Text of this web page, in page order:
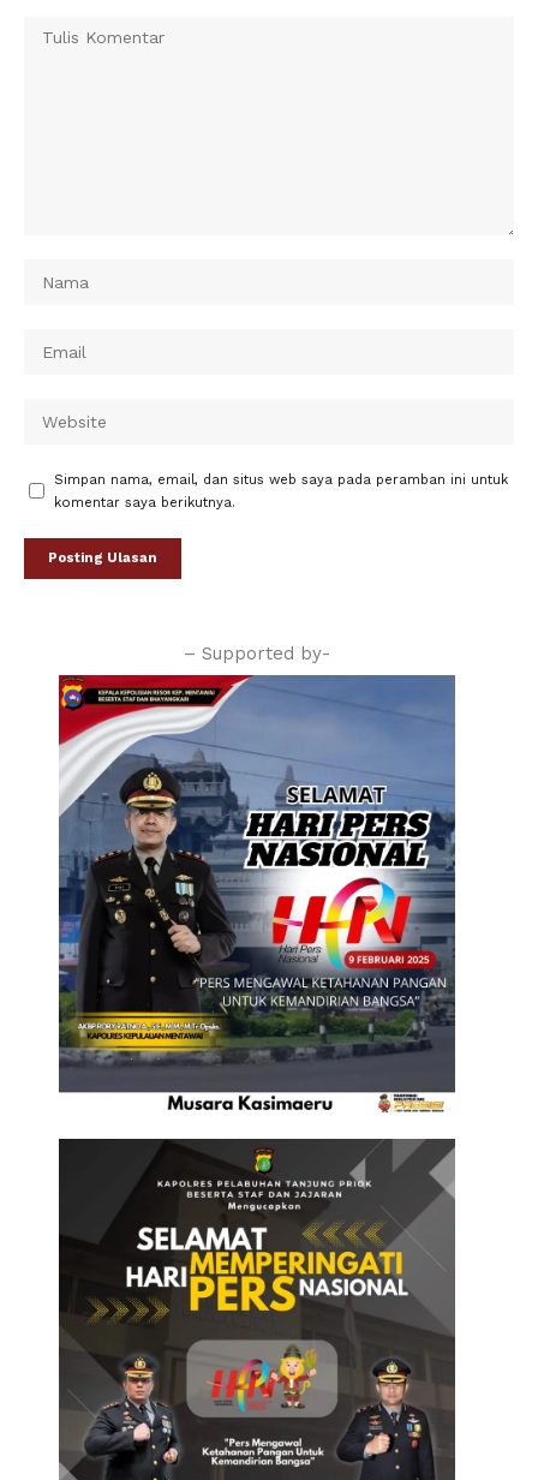
Simpan nama, email, dan situs web saya pada peramban ini untuk
komentar saya berikutnya.
– Supported by-